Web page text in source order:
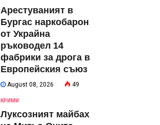
Арестуваният в
Бургас наркобарон
от Украйна
ръководел 14
фабрики за дрога в
Европейския съюз
August 08, 2026 49
КРИМИ
Луксозният майбах